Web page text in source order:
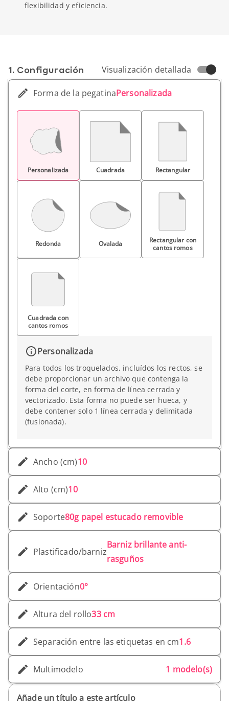
flexibilidad y eficiencia.
1. Conf­iguración Visualización detallada
Forma de la pegatinaPersonalizada
Personalizada Cuadrada Rectangular
Redonda Ovalada
Rectangular con
cantos romos
Cuadrada con
cantos romos
Personalizada
Para todos los troquelados, incluídos los rectos, se
debe proporcionar un archivo que contenga la
forma del corte, en forma de línea cerrada y
vectorizado. Esta forma no puede ser hueca, y
debe contener solo 1 línea cerrada y delimitada
(fusionada).
Ancho (cm)10
Alto (cm)10
Soporte80g papel estucado removible
Plastificado/barniz
Barniz brillante anti-
rasguños
Orientación0°
Altura del rollo33 cm
Separación entre las etiquetas en cm1.6
Multimodelo 1 modelo(s)
Añade un título a este artículo